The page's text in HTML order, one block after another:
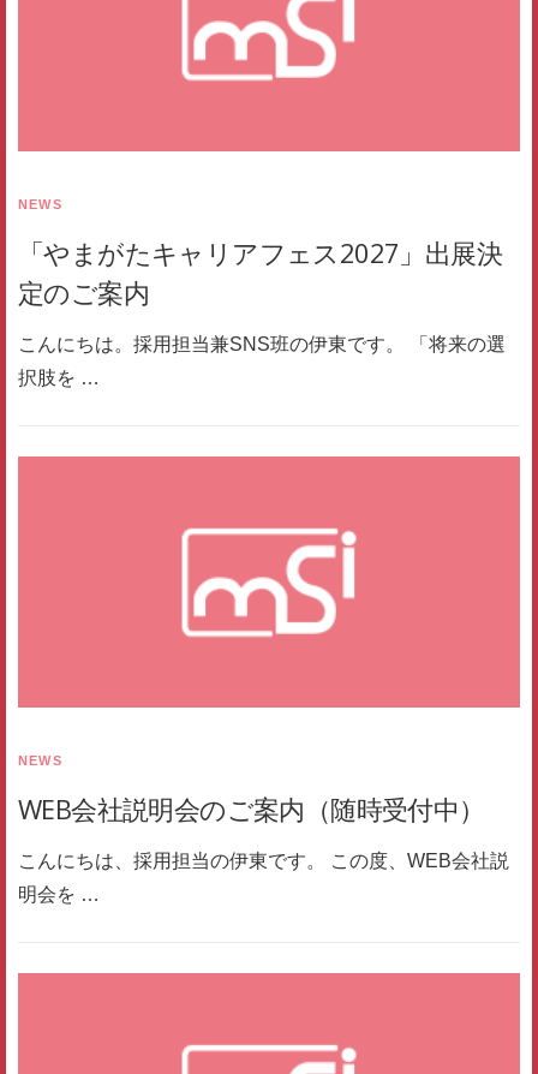
NEWS
「やまがたキャリアフェス2027」出展決
定のご案内
こんにちは。採用担当兼SNS班の伊東です。 「将来の選
択肢を …
NEWS
WEB会社説明会のご案内（随時受付中）
こんにちは、採用担当の伊東です。 この度、WEB会社説
明会を …